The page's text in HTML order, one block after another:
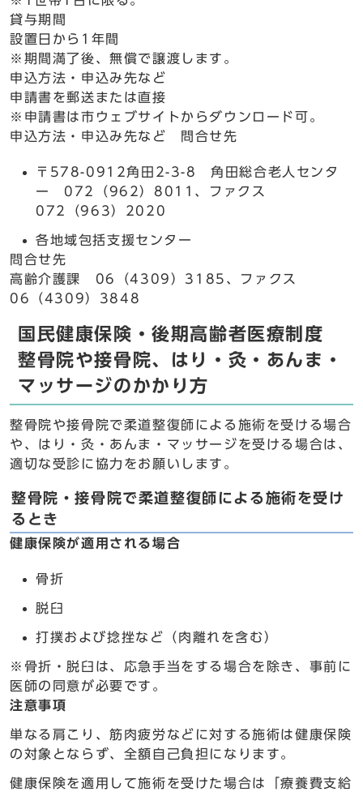
貸与期間
設置日から1年間
※期間満了後、無償で譲渡します。
申込方法・申込み先など
申請書を郵送または直接
※申請書は市ウェブサイトからダウンロード可。
申込方法・申込み先など 問合せ先
〒578-0912角田2-3-8 角田総合老人センタ
ー 072（962）8011、ファクス
072（963）2020
各地域包括支援センター
問合せ先
高齢介護課 06（4309）3185、ファクス
06（4309）3848
国民健康保険・後期高齢者医療制度
整骨院や接骨院、はり・灸・あんま・
マッサージのかかり方
整骨院や接骨院で柔道整復師による施術を受ける場合
や、はり・灸・あんま・マッサージを受ける場合は、
適切な受診に協力をお願いします。
整骨院・接骨院で柔道整復師による施術を受け
るとき
健康保険が適用される場合
骨折
脱臼
打撲および捻挫など（肉離れを含む）
※骨折・脱臼は、応急手当をする場合を除き、事前に
医師の同意が必要です。
注意事項
単なる肩こり、筋肉疲労などに対する施術は健康保険
の対象とならず、全額自己負担になります。
健康保険を適用して施術を受けた場合は「療養費支給